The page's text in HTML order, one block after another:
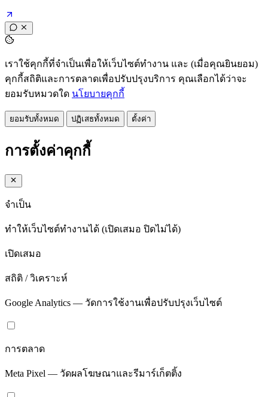
เราใช้คุกกี้ที่จำเป็นเพื่อให้เว็บไซต์ทำงาน และ (เมื่อคุณยินยอม)
คุกกี้สถิติและการตลาดเพื่อปรับปรุงบริการ คุณเลือกได้ว่าจะ
ยอมรับหมวดใด นโยบายคุกกี้
ยอมรับทั้งหมด ปฏิเสธทั้งหมด ตั้งค่า
การตั้งค่าคุกกี้
จำเป็น
ทำให้เว็บไซต์ทำงานได้ (เปิดเสมอ ปิดไม่ได้)
เปิดเสมอ
สถิติ / วิเคราะห์
Google Analytics — วัดการใช้งานเพื่อปรับปรุงเว็บไซต์
การตลาด
Meta Pixel — วัดผลโฆษณาและรีมาร์เก็ตติ้ง